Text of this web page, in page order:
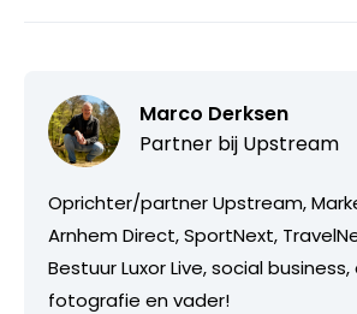
Marco Derksen
Partner bij Upstream
Oprichter/partner Upstream,
Arnhem Direct, SportNext,
Bestuur Luxor Live, social
fotografie en vader!